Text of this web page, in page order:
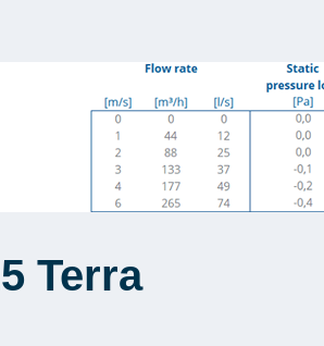
Terra